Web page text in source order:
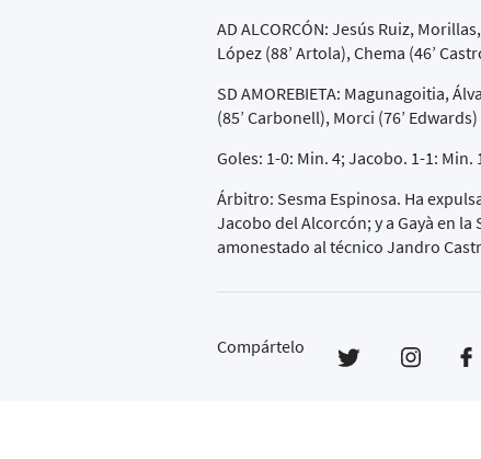
AD ALCORCÓN: Jesús Ruiz,
López (88’ Artola), Chema (46’
SD AMOREBIETA: Magunagoitia,
(85’ Carbonell), Morci (76’
Goles: 1-0: Min. 4; Jacobo. 1-1: Min.
Árbitro: Sesma Espinosa. Ha
Jacobo del Alcorcón; y a Gayà en
amonestado al técnico Jandro
Compártelo